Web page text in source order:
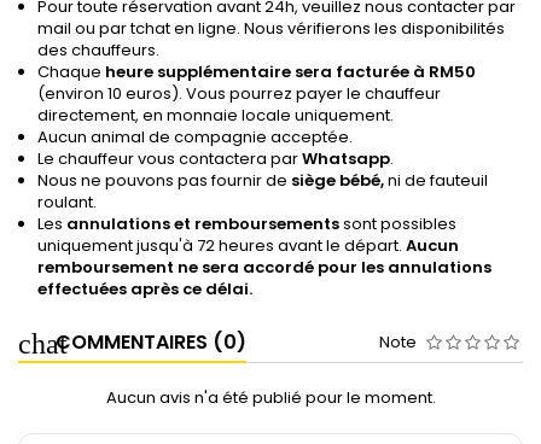
Pour toute réservation avant 24h, veuillez nous contacter par
mail ou par tchat en ligne. Nous vérifierons les disponibilités
des chauffeurs.
Chaque heure supplémentaire sera facturée à RM50
(environ 10 euros). Vous pourrez payer le chauffeur
directement, en monnaie locale uniquement.
Aucun animal de compagnie acceptée.
Le chauffeur vous contactera parWhatsapp.
Nous ne pouvons pas fournir de siège bébé,ni de fauteuil
roulant.
Les annulations et remboursementssont possibles
uniquement jusqu'à 72 heures avant le départ. Aucun
remboursement ne sera accordé pour les annulations
effectuées après ce délai.
COMMENTAIRES (0) Note
Aucun avis n'a été publié pour le moment.